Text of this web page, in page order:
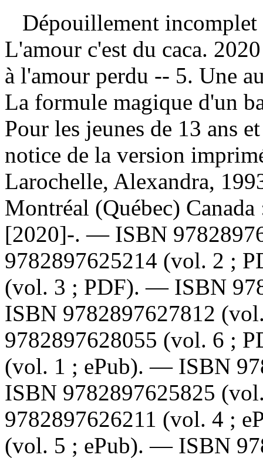
Dépouillement
L'amour c'est du caca.
à l'amour perdu -- 5. Une
La formule magique d'un
Pour les jeunes de 13 ans
notice de la version
Larochelle, Alexandra,
Montréal (Québec)
[2020]-. — ISBN
9782897625214 (vol. 2 ;
(vol. 3 ; PDF). — ISBN
ISBN 9782897627812
9782897628055 (vol. 6 ;
(vol. 1 ; ePub). — ISBN
ISBN 9782897625825
9782897626211 (vol. 4 ;
(vol. 5 ; ePub). — ISBN